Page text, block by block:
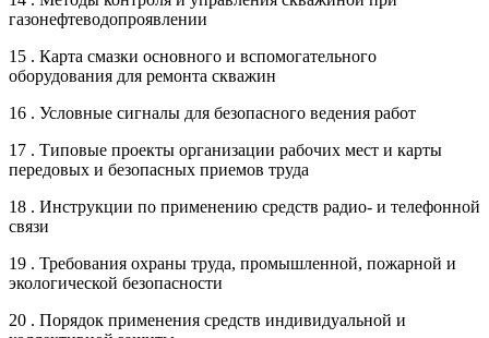
газонефтеводопроявлении
15 . Карта смазки основного и вспомогательного
оборудования для ремонта скважин
16 . Условные сигналы для безопасного ведения работ
17 . Типовые проекты организации рабочих мест и карты
передовых и безопасных приемов труда
18 . Инструкции по применению средств радио- и телефонной
связи
19 . Требования охраны труда, промышленной, пожарной и
экологической безопасности
20 . Порядок применения средств индивидуальной и